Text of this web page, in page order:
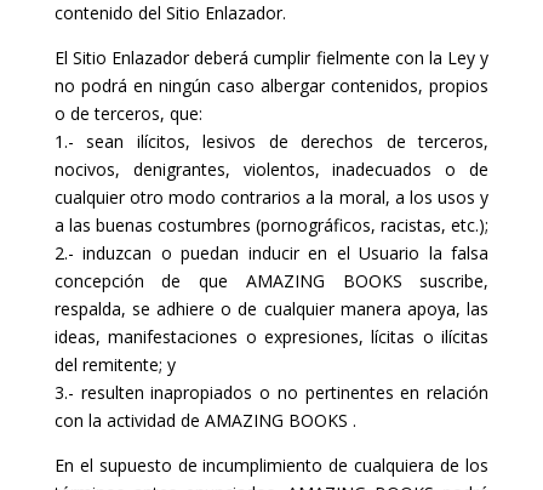
contenido del Sitio Enlazador.
El Sitio Enlazador deberá cumplir fielmente con la Ley y
no podrá en ningún caso albergar contenidos, propios
o de terceros, que:
1.- sean ilícitos, lesivos de derechos de terceros,
nocivos, denigrantes, violentos, inadecuados o de
cualquier otro modo contrarios a la moral, a los usos y
a las buenas costumbres (pornográficos, racistas, etc.);
2.- induzcan o puedan inducir en el Usuario la falsa
concepción de que AMAZING BOOKS suscribe,
respalda, se adhiere o de cualquier manera apoya, las
ideas, manifestaciones o expresiones, lícitas o ilícitas
del remitente; y
3.- resulten inapropiados o no pertinentes en relación
con la actividad de AMAZING BOOKS .
En el supuesto de incumplimiento de cualquiera de los